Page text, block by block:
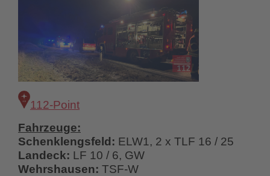
112-Point
Fahrzeuge:
Schenklengsfeld: ELW1, 2 x TLF 16 / 25
Landeck: LF 10 / 6, GW
Wehrshausen: TSF-W